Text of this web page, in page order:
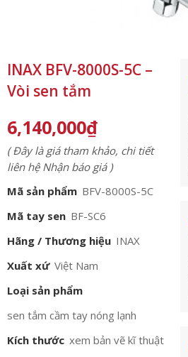
INAX BFV-8000S-5C –
Vòi sen tắm
6,140,000₫
( Đây là giá tham khảo, chi tiết
liên hệ Nhận báo giá )
Mã sản phẩm BFV-8000S-5C
Mã tay sen BF-SC6
Hãng / Thương hiệu INAX
Xuất xứ Việt Nam
Loại sản phẩm
sen tắm cầm tay nóng lạnh
Kích thước xem bản vẽ kĩ thuật